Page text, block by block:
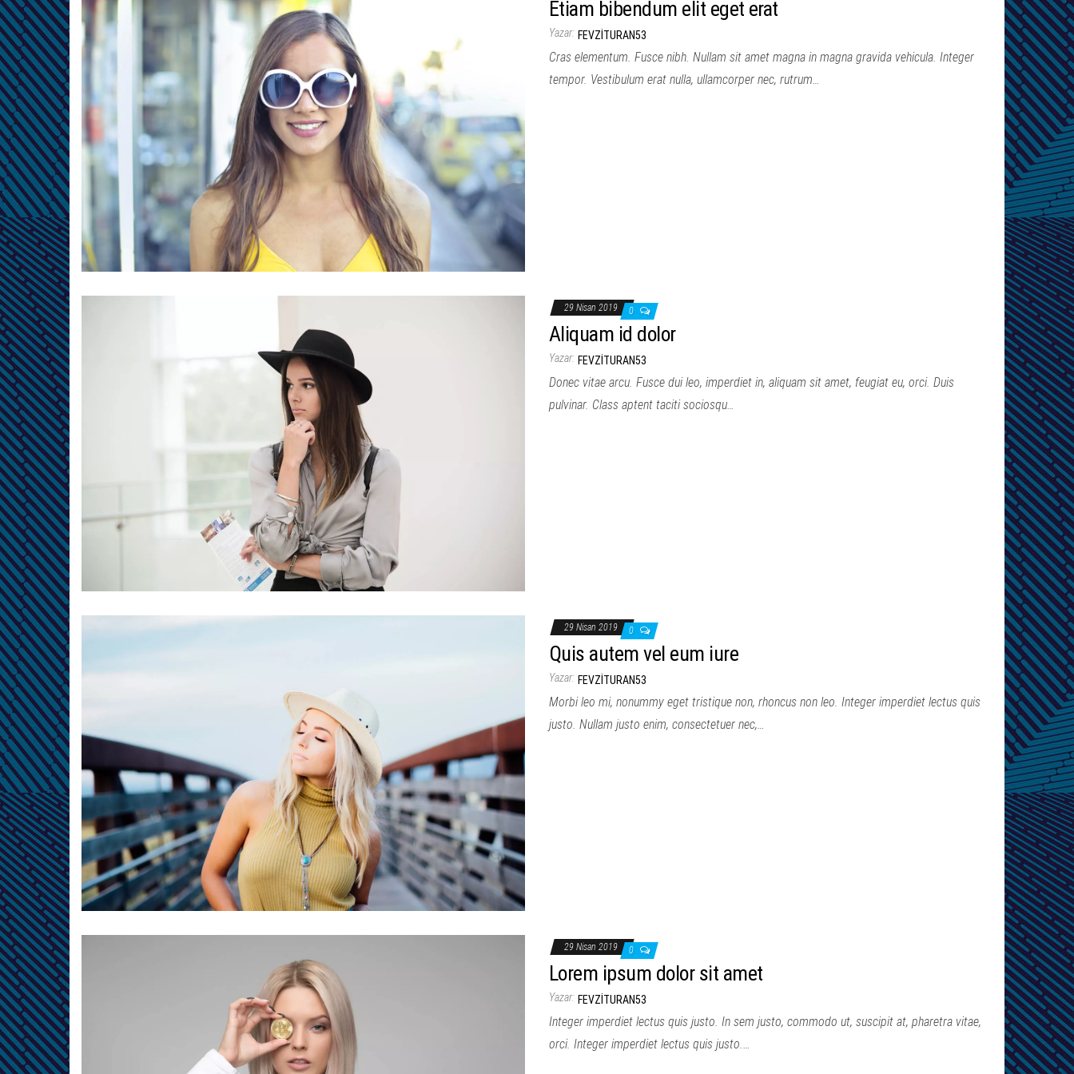
Etiam bibendum elit eget erat
Yazar: FEVZITURAN53
Cras elementum. Fusce nibh. Nullam sit amet magna in magna gravida vehicula. Integer
tempor. Vestibulum erat nulla, ullamcorper nec, rutrum…
29 Nisan 2019 0
Aliquam id dolor
Yazar: FEVZITURAN53
Donec vitae arcu. Fusce dui leo, imperdiet in, aliquam sit amet, feugiat eu, orci. Duis
pulvinar. Class aptent taciti sociosqu…
29 Nisan 2019 0
Quis autem vel eum iure
Yazar: FEVZITURAN53
Morbi leo mi, nonummy eget tristique non, rhoncus non leo. Integer imperdiet lectus quis
justo. Nullam justo enim, consectetuer nec,…
29 Nisan 2019 0
Lorem ipsum dolor sit amet
Yazar: FEVZITURAN53
Integer imperdiet lectus quis justo. In sem justo, commodo ut, suscipit at, pharetra vitae,
orci. Integer imperdiet lectus quis justo.…